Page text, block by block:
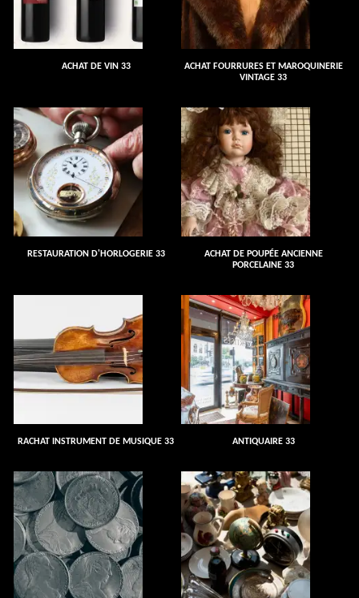
ACHAT DE VIN 33
ACHAT FOURRURES ET MAROQUINERIE
VINTAGE 33
RESTAURATION D'HORLOGERIE 33
ACHAT DE POUPÉE ANCIENNE
PORCELAINE 33
RACHAT INSTRUMENT DE MUSIQUE 33 ANTIQUAIRE 33